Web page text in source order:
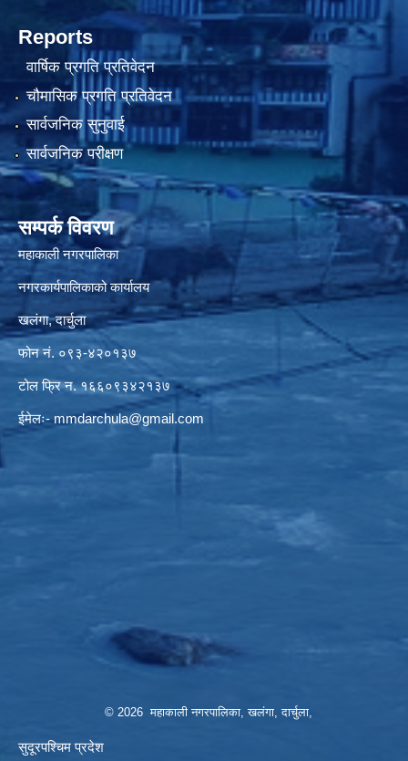
Reports
वार्षिक प्रगति प्रतिवेदन
चौमासिक प्रगति प्रतिवेदन
सार्वजनिक सुनुवाई
सार्वजनिक परीक्षण
सम्पर्क विवरण
महाकाली नगरपालिका
नगरकार्यपालिकाको कार्यालय
खलंगा, दार्चुला
फोन नं. ०९३-४२०१३७
टोल फ्रि न. १६६०९३४२१३७
ईमेलः-mmdarchula@gmail.com
© 2026 महाकाली नगरपालिका, खलंगा, दार्चुला,
सुदूरपश्चिम प्रदेश